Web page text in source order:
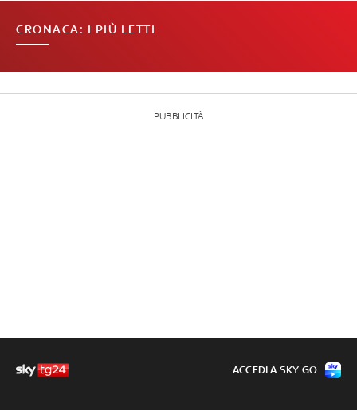
CRONACA: I PIÙ LETTI
PUBBLICITÀ
ACCEDI A SKY GO